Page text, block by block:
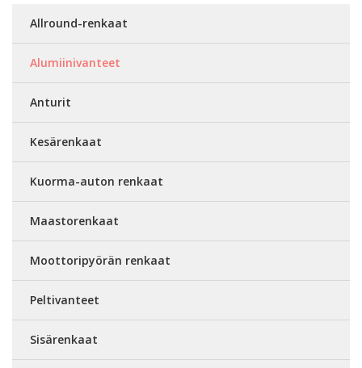
Allround-renkaat
Alumiinivanteet
Anturit
Kesärenkaat
Kuorma-auton renkaat
Maastorenkaat
Moottoripyörän renkaat
Peltivanteet
Sisärenkaat